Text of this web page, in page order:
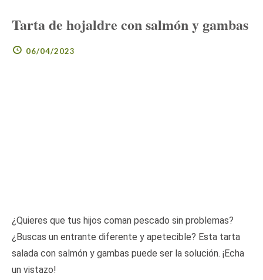
Tarta de hojaldre con salmón y gambas
06/04/2023
¿Quieres que tus hijos coman pescado sin problemas?
¿Buscas un entrante diferente y apetecible? Esta tarta
salada con salmón y gambas puede ser la solución. ¡Echa
un vistazo!